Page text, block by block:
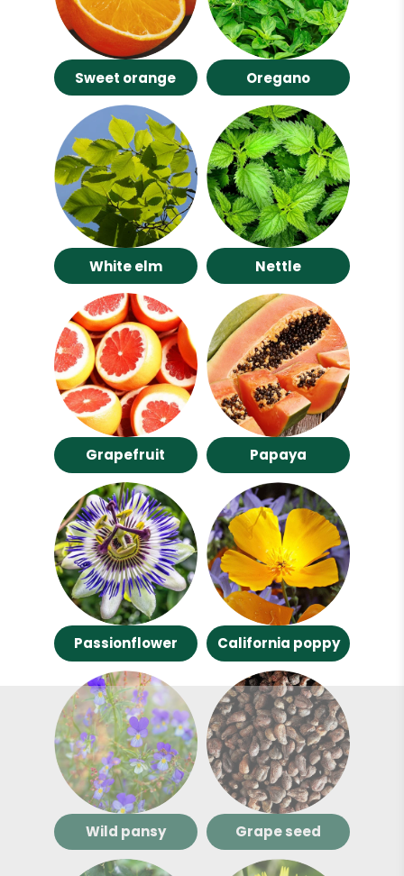
Sweet orange Oregano
White elm Nettle
Grapefruit Papaya
Passionflower California poppy
Wild pansy Grape seed